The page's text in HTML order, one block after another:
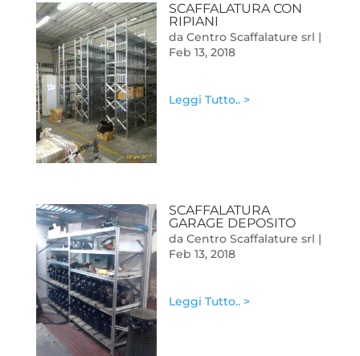
SCAFFALATURA CON
RIPIANI
da Centro Scaffalature srl |
Feb 13, 2018
Leggi Tutto.. >
SCAFFALATURA
GARAGE DEPOSITO
da Centro Scaffalature srl |
Feb 13, 2018
Leggi Tutto.. >